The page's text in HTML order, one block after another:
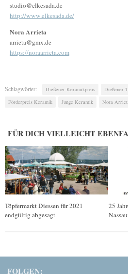
studio@elkesada.de
http://www.elkesada.de/
Nora Arrieta
arrieta@gmx.de
https://noraarrieta.com
Schlagwörter: Dießener Keramikpreis Dießener
Förderpreis Keramik
Junge Keramik Nora
FÜR DICH VIELLEICHT
Töpfermarkt Diessen für 2021
endgültig abgesagt
25
FOLGEN: